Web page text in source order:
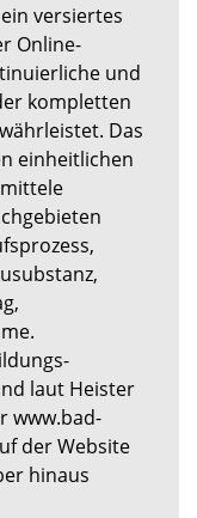
versiertes
Online-
und
kompletten
Das
einheitlichen
laut Heister
www.bad-
der Website
hinaus